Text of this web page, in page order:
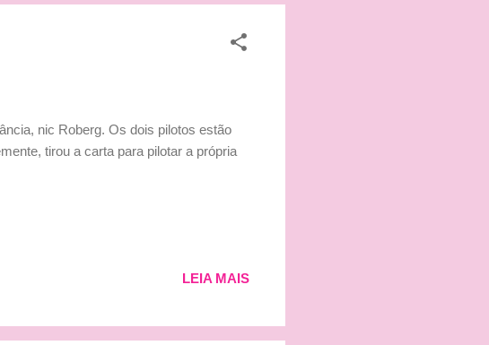
nic Roberg. Os dois pilotos estão
tirou a carta para pilotar a própria
LEIA MAIS